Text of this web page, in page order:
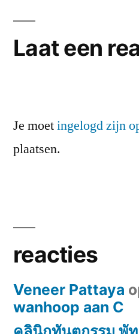
Laat een
Je moetingelogd zijn
plaatsen.
reacties
Veneer Pattaya
wanhoop aan C